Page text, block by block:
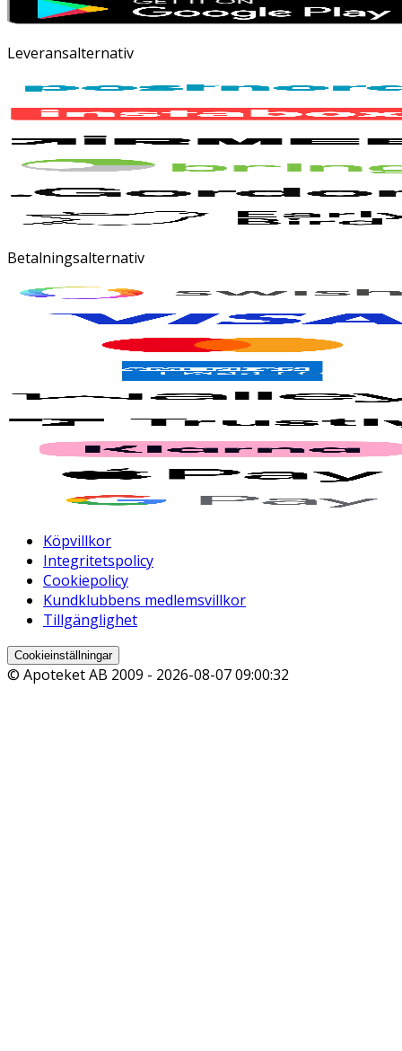
Leveransalternativ
Betalningsalternativ
Köpvillkor
Integritetspolicy
Cookiepolicy
Kundklubbens medlemsvillkor
Tillgänglighet
Cookieinställningar
© Apoteket AB 2009 - 2026-08-07 09:00:32